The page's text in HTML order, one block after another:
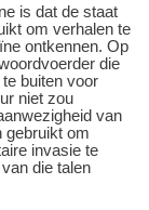
is dat de staat
om verhalen te
ontkennen. Op
die
buiten voor
niet zou
van
gebruikt om
invasie te
die talen